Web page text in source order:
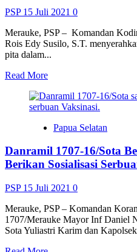
PSP 15 Juli 2021 0
Merauke, PSP – Komandan
Rois Edy Susilo, S.T.
pita dalam...
Read MoreRead
about
Dandim
Serahkan
Dalam
Baksos
Rumah
Papua Selatan
Danramil 1707-16/Sota
Berikan Sosialisasi
PSP 15 Juli 2021 0
Merauke, PSP – Komandan
1707/Merauke Mayor Inf Daniel
Sota Yuliastri Karim dan